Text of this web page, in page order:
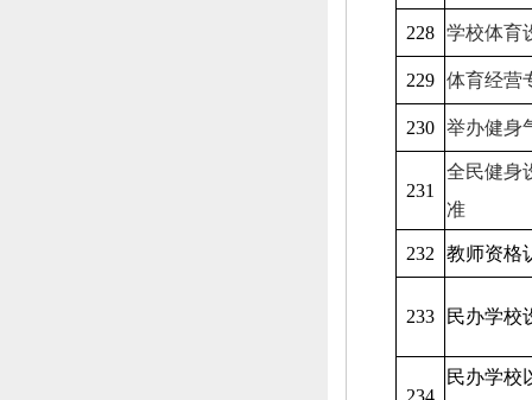
228 学校体育
229 体育经营
230 举办健身
231
全民健身
准
232 教师资格
233 民办学校
234
民办学校